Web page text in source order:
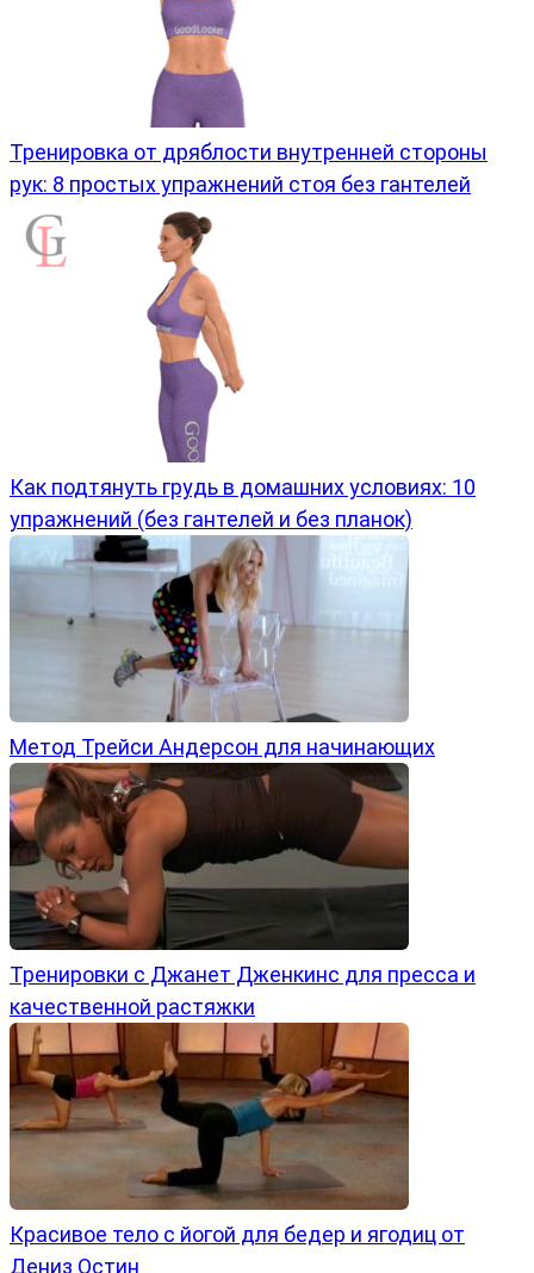
Тренировка от дряблости внутренней стороны
рук: 8 простых упражнений стоя без гантелей
Как подтянуть грудь в домашних условиях: 10
упражнений (без гантелей и без планок)
Метод Трейси Андерсон для начинающих
Тренировки с Джанет Дженкинс для пресса и
качественной растяжки
Красивое тело с йогой для бедер и ягодиц от
Дениз Остин